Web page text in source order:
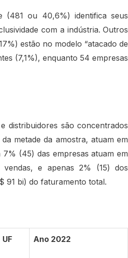
(481 ou 40,6%) identifica seus
com a indústria. Outros
estão no modelo “atacado de
(7,1%), enquanto 54 empresas
distribuidores são concentrados
metade da amostra, atuam em
(45) das empresas atuam em
e apenas 2% (15) dos
91 bi) do faturamento total.
UF Ano 2022